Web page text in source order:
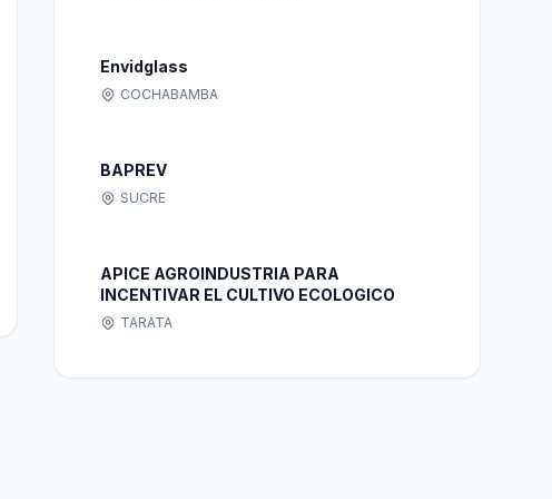
Envidglass
COCHABAMBA
BAPREV
SUCRE
APICE AGROINDUSTRIA PARA
INCENTIVAR EL CULTIVO ECOLOGICO
TARATA